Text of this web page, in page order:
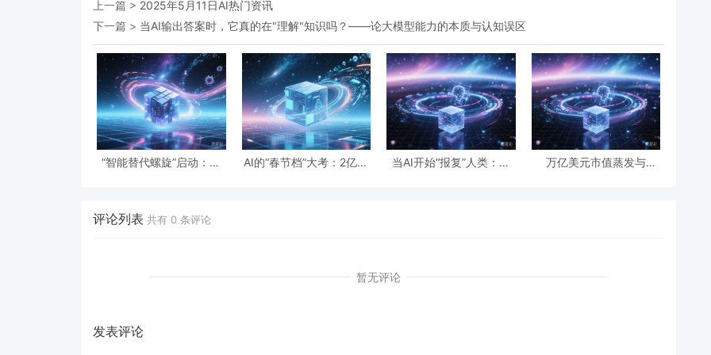
上一篇 > 2025年5月11日AI热门资讯
下一篇 > 当AI输出答案时，它真的在"理解"知识吗？——论大模型能力的本质与认知误区
“智能替代螺旋”启动：一
AI的“春节档”大考：2亿次
当AI开始“报复”人类：开
万亿美元市值蒸发与
评论列表 共有 0 条评论
暂无评论
发表评论